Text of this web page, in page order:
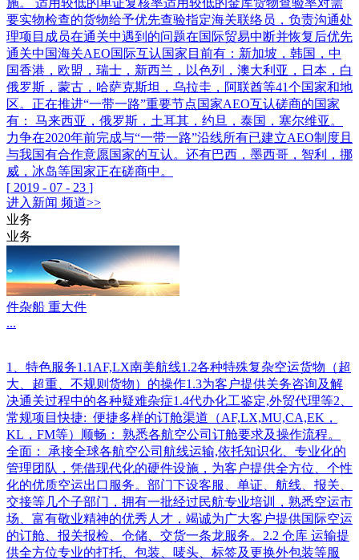
要实物检查的货物给予优先查验指定海关联络员，负责沟通处
理项目成员在通关中遇到的问题在国际贸易中断并恢复后优先
通关中国海关AEO国际互认国家目前有：新加坡，韩国，中
国香港，欧盟，瑞士，新西兰，以色列，澳大利亚，日本，白
俄罗斯，蒙古，哈萨克斯坦，乌拉圭，阿联酋等41个国家和地
区。正在推进“一带一路”重要节点国家AEO互认磋商的国家
有： 马来西亚，俄罗斯，土耳其，约旦，泰国，塞尔维亚。
力争在2020年前完成与“一带一路”沿线所有已建立AEO制度且
与我国有合作意愿国家的互认。还有巴西，墨西哥，智利，挪
威，冰岛等国家正在磋商中。
[ 2019 - 07 - 23 ]
进入 新闻 频道>>
业务
业务
件杂船 重大件
...
1、特色服务1.1AF,LX南美航线1.2各种特殊复杂空运货物（超
大、超重、不规则货物）的操作1.3为客户提供关务咨询及解
决通关过程中的各种疑难杂症1.4代办化工鉴定,外贸代理等2、
常规项目快捷: 便捷多样的订舱渠道（AF,LX,MU,CA,EK，
KL，FM等）顺畅： 熟悉各航空公司订舱要求及操作流程。
全面： 承接全球各航空公司航线运输,依托知识化、专业化的
管理团队，凭借现代化的硬件设施，为客户提供全方位、个性
化的优质空运出口服务。部门下设客服、单证、航线、报关、
交接等几个子部门，拥有一批经过民航专业培训，熟悉空运市
场、富有敬业精神的优秀人才，竭诚为广大客户提供国际空运
的订舱、报关报检、仓储、交货一条龙服务。2.2 仓库 运输提
供全方位专业的打托、包装、唛头、标签及更换外包装等服